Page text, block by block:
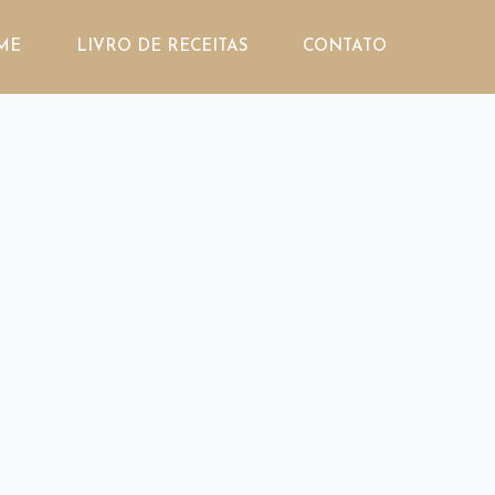
LIVRO DE RECEITAS CONTATO